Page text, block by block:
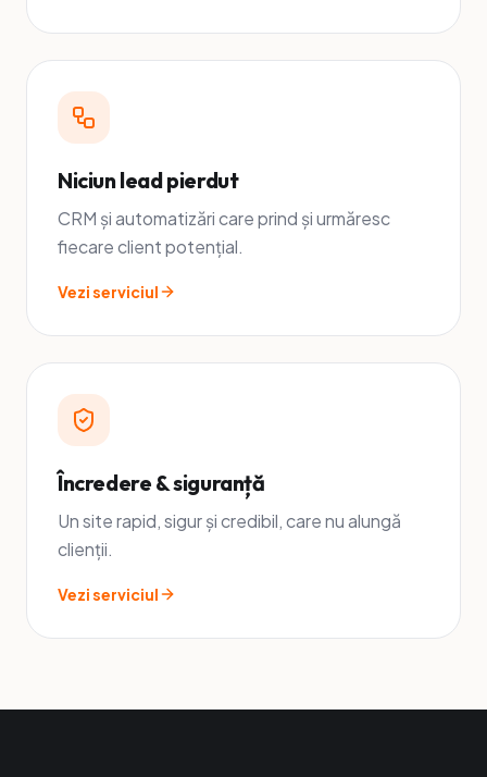
Niciun lead pierdut
CRM și automatizări care prind și urmăresc
fiecare client potențial.
Vezi serviciul
Încredere & siguranță
Un site rapid, sigur și credibil, care nu alungă
clienții.
Vezi serviciul